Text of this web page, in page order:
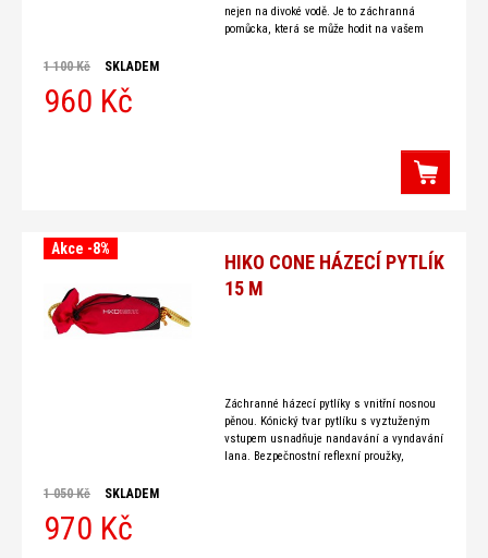
nejen na divoké vodě. Je to záchranná
pomůcka, která se může hodit na vašem
1 100 Kč SKLADEM
960 Kč
HIKO CONE HÁZECÍ PYTLÍK
15 M
Akce -8%
Záchranné házecí pytlíky s vnitřní nosnou
pěnou. Kónický tvar pytlíku s vyztuženým
vstupem usnadňuje nandavání a vyndavání
lana. Bezpečnostní reflexní proužky,
1 050 Kč SKLADEM
970 Kč